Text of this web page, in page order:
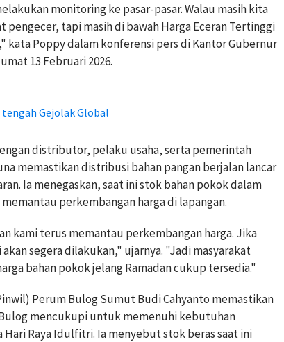
monitoring ke pasar-pasar. Walau masih kita
pengecer, tapi masih di bawah Harga Eceran Tertinggi
kata Poppy dalam konferensi pers di Kantor Gubernur
13 Februari 2026.
Gejolak Global
distributor, pelaku usaha, serta pemerintah
memastikan distribusi bahan pangan berjalan lancar
Ia menegaskan, saat ini stok bahan pokok dalam
perkembangan harga di lapangan.
kami terus memantau perkembangan harga. Jika
segera dilakukan," ujarnya. "Jadi masyarakat
bahan pokok jelang Ramadan cukup tersedia."
Perum Bulog Sumut Budi Cahyanto memastikan
mencukupi untuk memenuhi kebutuhan
Hari Raya Idulfitri. Ia menyebut stok beras saat ini